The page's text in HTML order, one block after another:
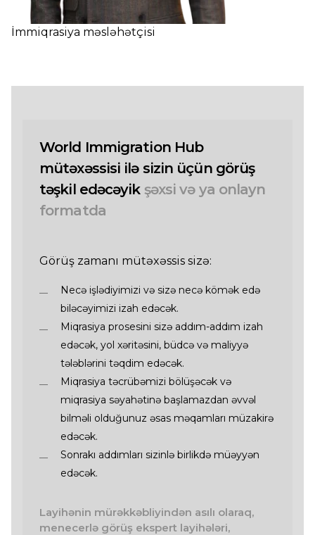
İmmiqrasiya məsləhətçisi
World Immigration Hub
mütəxəssisi ilə sizin üçün görüş
təşkil edəcəyik şəxsi və ya onlayn
formatda
Görüş zamanı mütəxəssis sizə:
Necə işlədiyimizi və sizə necə kömək edə
biləcəyimizi izah edəcək.
Miqrasiya prosesini sizə addım-addım izah
edəcək, yol xəritəsini, büdcə və maliyyə
tələblərini təqdim edəcək.
Miqrasiya təcrübəmizi bölüşəcək və
miqrasiya səyahətinə başlamazdan əvvəl
bilməli olduğunuz əsas məqamları müzakirə
edəcək.
Sonrakı addımları sizinlə birlikdə müəyyən
edəcək.
Layihənin mürəkkəbliyindən asılı olaraq,
menecerlə görüş ekspert layihələri,